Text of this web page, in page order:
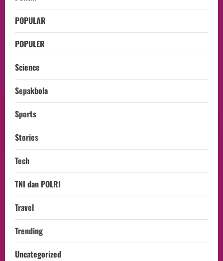
POPULAR
POPULER
Science
Sepakbola
Sports
Stories
Tech
TNI dan POLRI
Travel
Trending
Uncategorized